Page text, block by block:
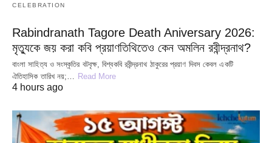
CELEBRATION
Rabindranath Tagore Death Aniversary 2026:
মৃত্যুকে জয় করা কবি প্রয়াণতিথিতেও কেন অমলিন রবীন্দ্রনাথ?
বাংলা সাহিত্য ও সংস্কৃতির বটবৃক্ষ, বিশ্বকবি রবীন্দ্রনাথ ঠাকুরের প্রয়াণ দিবস কেবল একটি
ঐতিহাসিক তারিখ নয়;… Read More
4 hours ago